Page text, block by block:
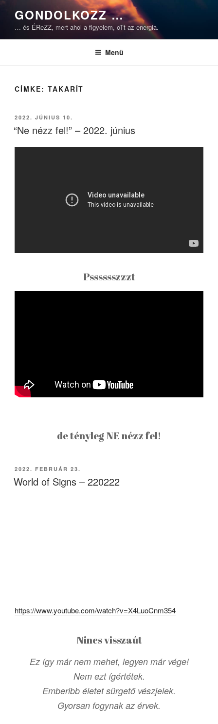
Tartalomhoz
GONDOLKOZZ …
… és ÉReZZ, mert ahol a figyelem, oTt az energia.
Menü
CÍMKE: TAKARÍT
BEKÜLDVE:
2022. JÚNIUS 10.
“Ne nézz fel!” – 2022. június
Psssssszzzt
de tényleg NE nézz fel!
BEKÜLDVE:
2022. FEBRUÁR 23.
World of Signs – 220222
https://www.youtube.com/watch?v=X4LuoCnm354
Nincs visszaút
Ez így már nem mehet, legyen már vége!
Nem ezt ígértétek.
Emberibb életet sürgető vészjelek.
Gyorsan fogynak az érvek.